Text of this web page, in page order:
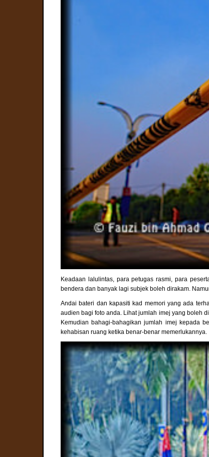
Keadaan lalulintas, para petugas rasmi, para
bendera dan banyak lagi subjek boleh dirakam.
Andai bateri dan kapasiti kad memori yang ada
audien bagi foto anda. Lihat jumlah imej yang boleh
Kemudian bahagi-bahagikan jumlah imej kepada
kehabisan ruang ketika benar-benar memerlukannya.